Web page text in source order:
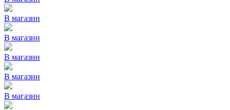
В магазин
В магазин
В магазин
В магазин
В магазин